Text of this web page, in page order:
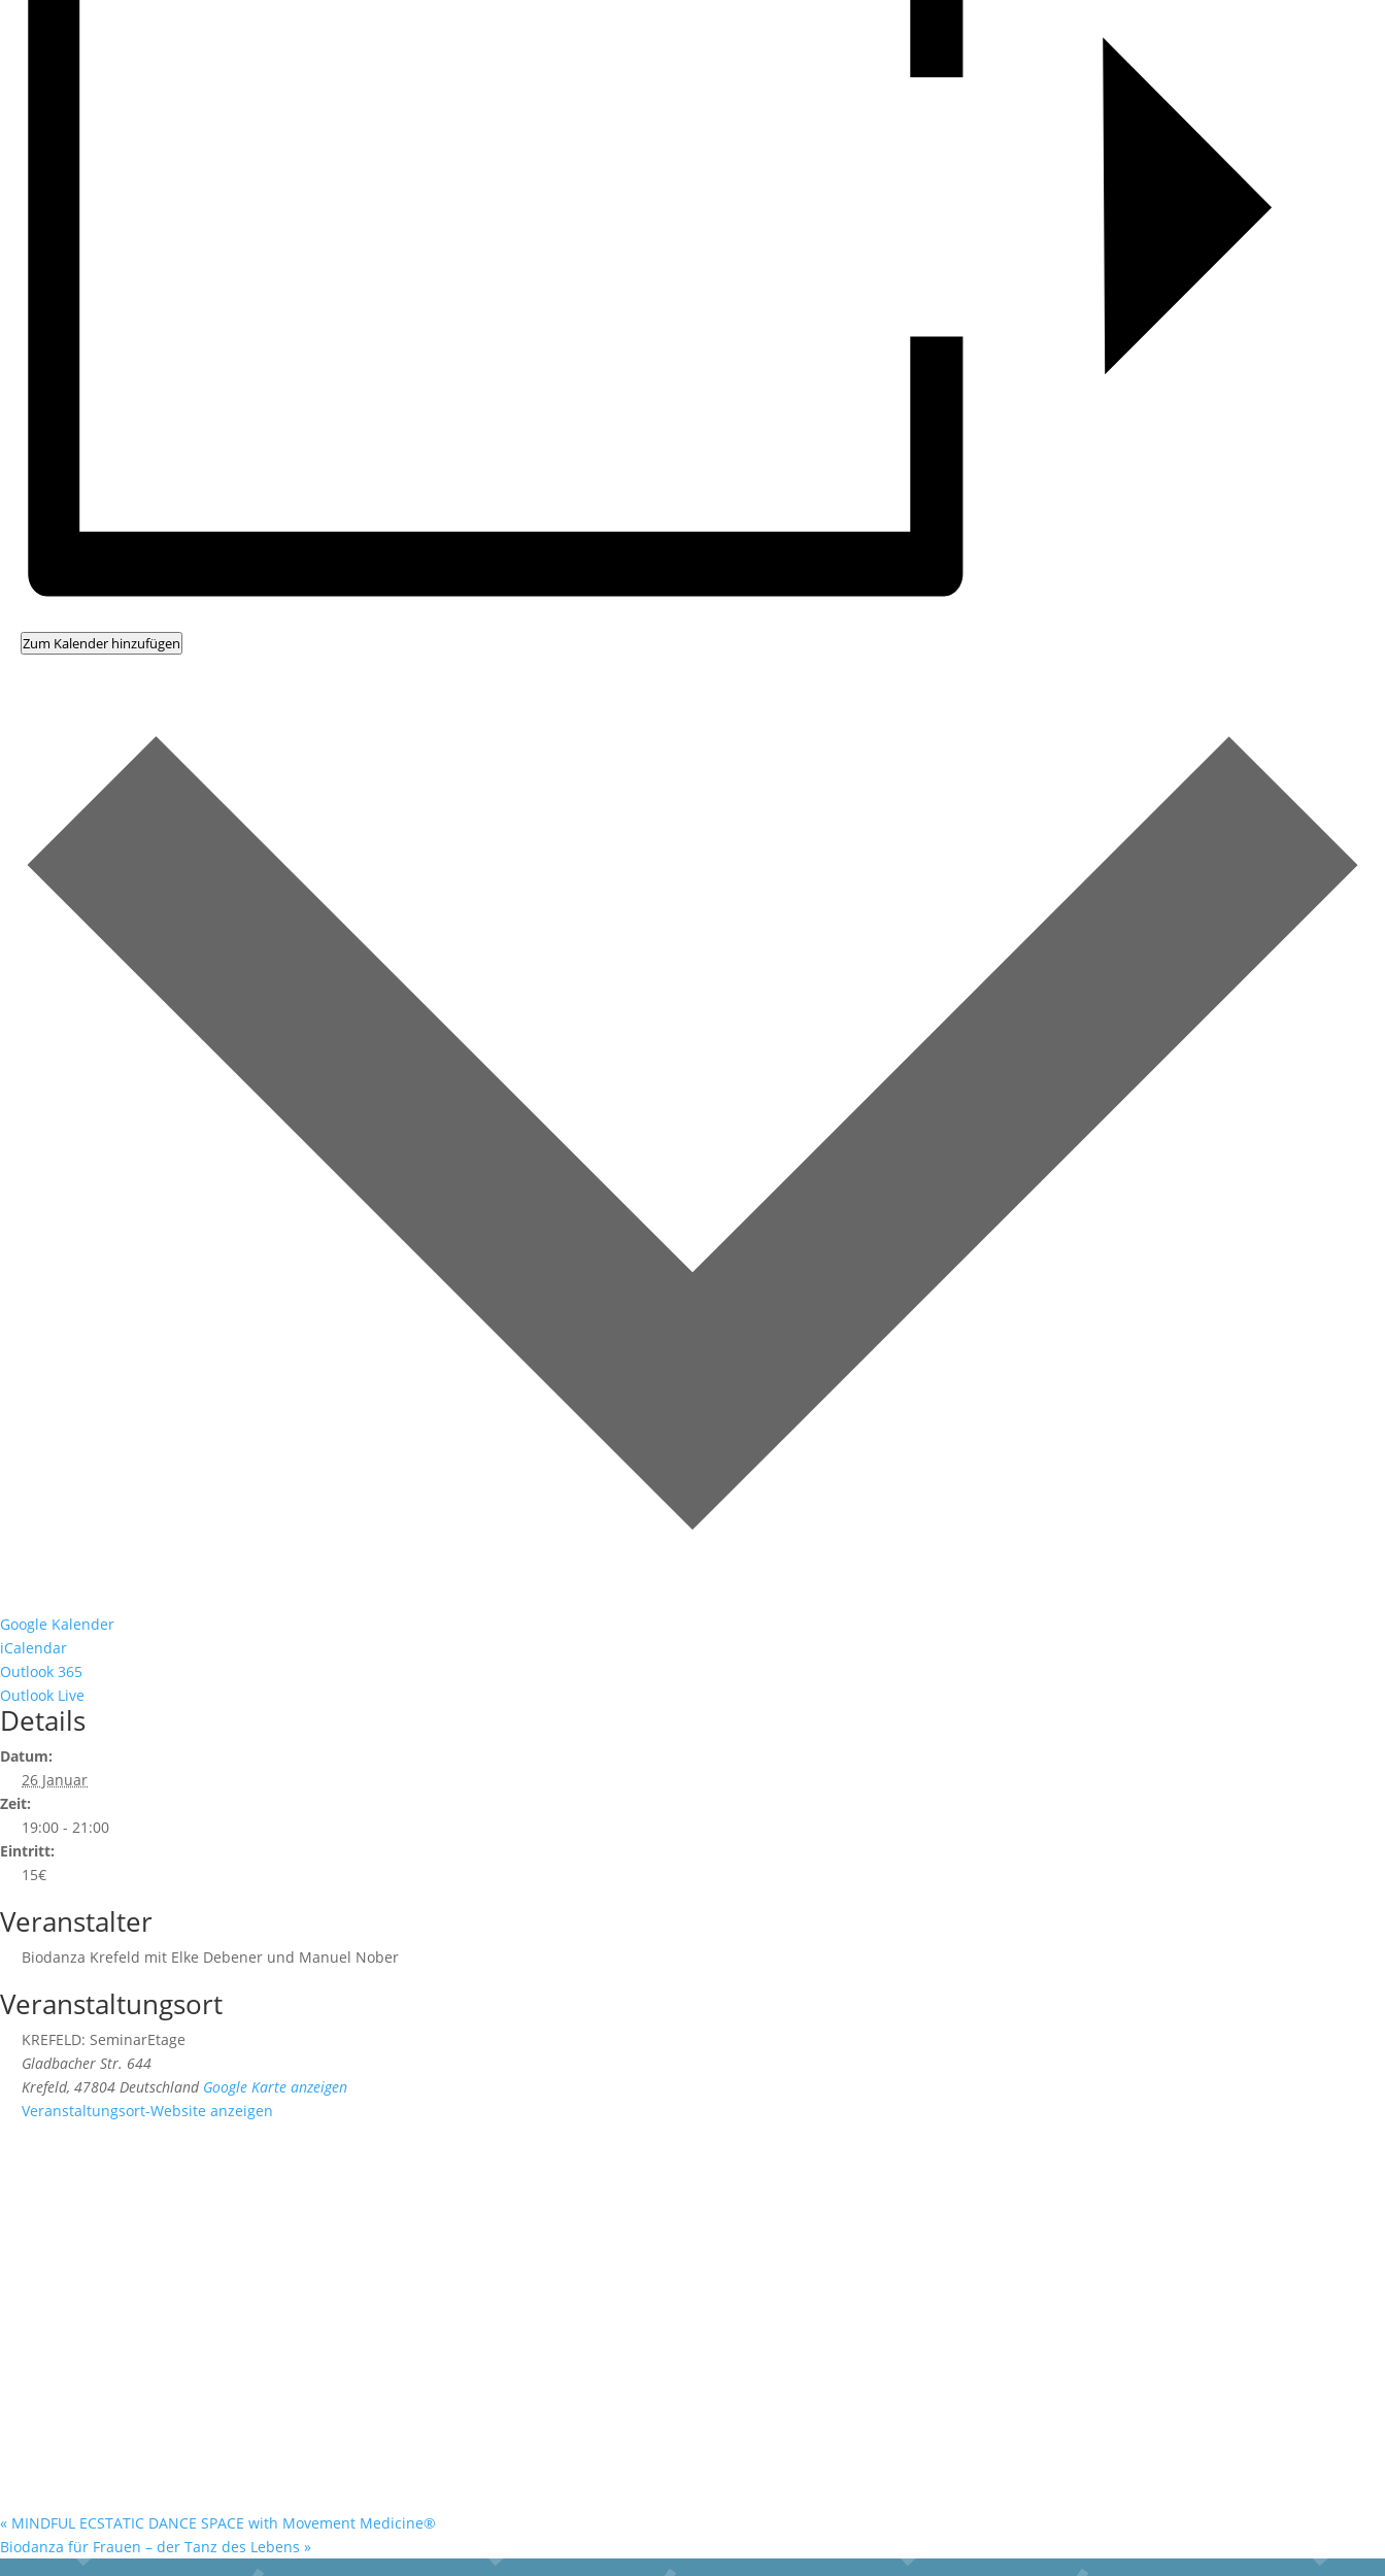
Zum Kalender hinzufügen
Google Kalender
iCalendar
Outlook 365
Outlook Live
Details
Datum:
26 Januar
Zeit:
19:00 - 21:00
Eintritt:
15€
Veranstalter
Biodanza Krefeld mit Elke Debener und Manuel Nober
Veranstaltungsort
KREFELD: SeminarEtage
Gladbacher Str. 644
Krefeld, 47804 Deutschland Google Karte anzeigen
Veranstaltungsort-Website anzeigen
« MINDFUL ECSTATIC DANCE SPACE with Movement Medicine®
Biodanza für Frauen – der Tanz des Lebens »